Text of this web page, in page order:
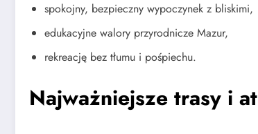
spokojny, bezpieczny wypoczynek z bliskimi,
edukacyjne walory przyrodnicze Mazur,
rekreację bez tłumu i pośpiechu.
Najważniejsze trasy i